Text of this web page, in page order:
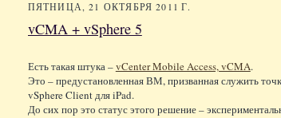
ПЯТНИЦА, 21 ОКТЯБРЯ 2011 Г.
vCMA + vSphere 5
Есть такая штука –vCenter Mobile Access, vCMA.
Это – предустановленная ВМ, призванная служить
vSphere Client для iPad.
До сих пор это статус этого решение –